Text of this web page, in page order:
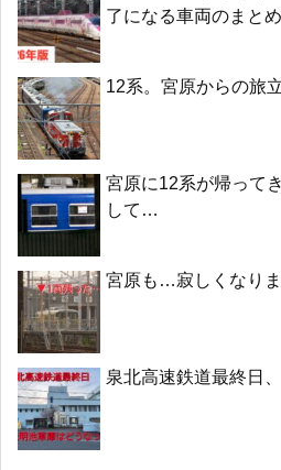
了になる車両のまとめ
12系。宮原からの旅
宮原に12系が帰って
して…
宮原も…寂しくなり
泉北高速鉄道最終日